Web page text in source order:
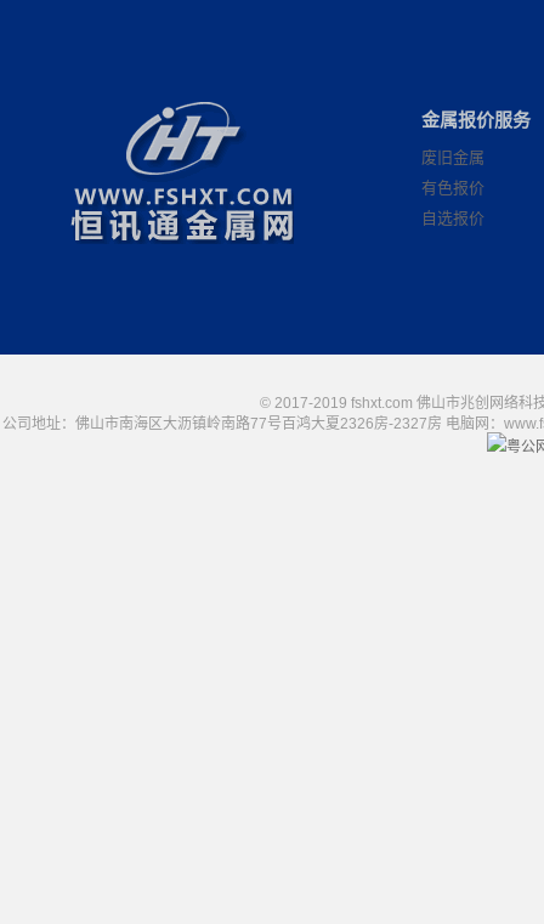
金属报价服务
废旧金属
有色报价
自选报价
© 2017-2019 fshxt.com 佛山市兆创网络科
公司地址：佛山市南海区大沥镇岭南路77号百鸿大夏2326房-2327房 电脑网：
粤公